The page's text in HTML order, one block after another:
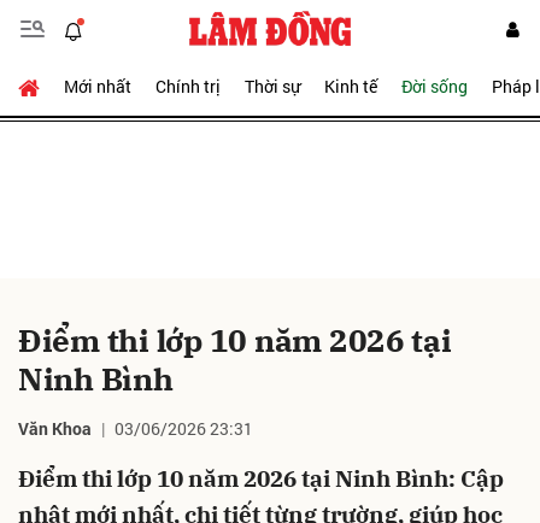
Mới nhất Chính trị Thời sự Kinh tế Đời sống Pháp
Điểm thi lớp 10 năm 2026 tại
Ninh Bình
Văn Khoa 03/06/2026 23:31
Điểm thi lớp 10 năm 2026 tại Ninh Bình: Cập
nhật mới nhất, chi tiết từng trường, giúp học
Gửi bình luận